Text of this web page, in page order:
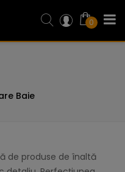
0
Baie
de produse de înaltă